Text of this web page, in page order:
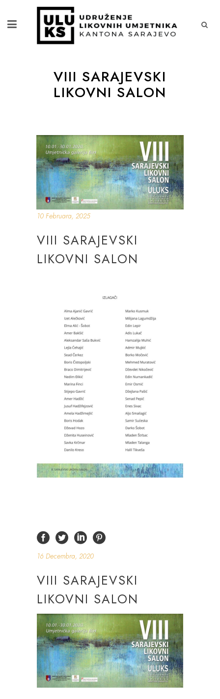
VIII SARAJEVSKI
LIKOVNI SALON
10 Februara, 2025
VIII SARAJEVSKI
LIKOVNI SALON
16 Decembra, 2020
VIII SARAJEVSKI
LIKOVNI SALON